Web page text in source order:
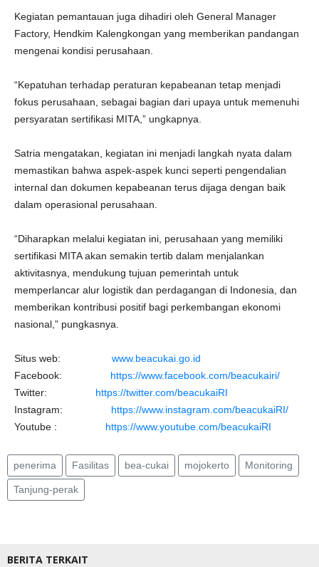
Kegiatan pemantauan juga dihadiri oleh General Manager
Factory, Hendkim Kalengkongan yang memberikan pandangan
mengenai kondisi perusahaan.
“Kepatuhan terhadap peraturan kepabeanan tetap menjadi
fokus perusahaan, sebagai bagian dari upaya untuk memenuhi
persyaratan sertifikasi MITA,” ungkapnya.
Satria mengatakan, kegiatan ini menjadi langkah nyata dalam
memastikan bahwa aspek-aspek kunci seperti pengendalian
internal dan dokumen kepabeanan terus dijaga dengan baik
dalam operasional perusahaan.
“Diharapkan melalui kegiatan ini, perusahaan yang memiliki
sertifikasi MITA akan semakin tertib dalam menjalankan
aktivitasnya, mendukung tujuan pemerintah untuk
memperlancar alur logistik dan perdagangan di Indonesia, dan
memberikan kontribusi positif bagi perkembangan ekonomi
nasional,” pungkasnya.
Situs web: www.beacukai.go.id
Facebook: https://www.facebook.com/beacukairi/
Twitter: https://twitter.com/beacukaiRI
Instagram: https://www.instagram.com/beacukaiRI/
Youtube : https://www.youtube.com/beacukaiRI
penerima Fasilitas bea-cukai mojokerto Monitoring
Tanjung-perak
BERITA TERKAIT